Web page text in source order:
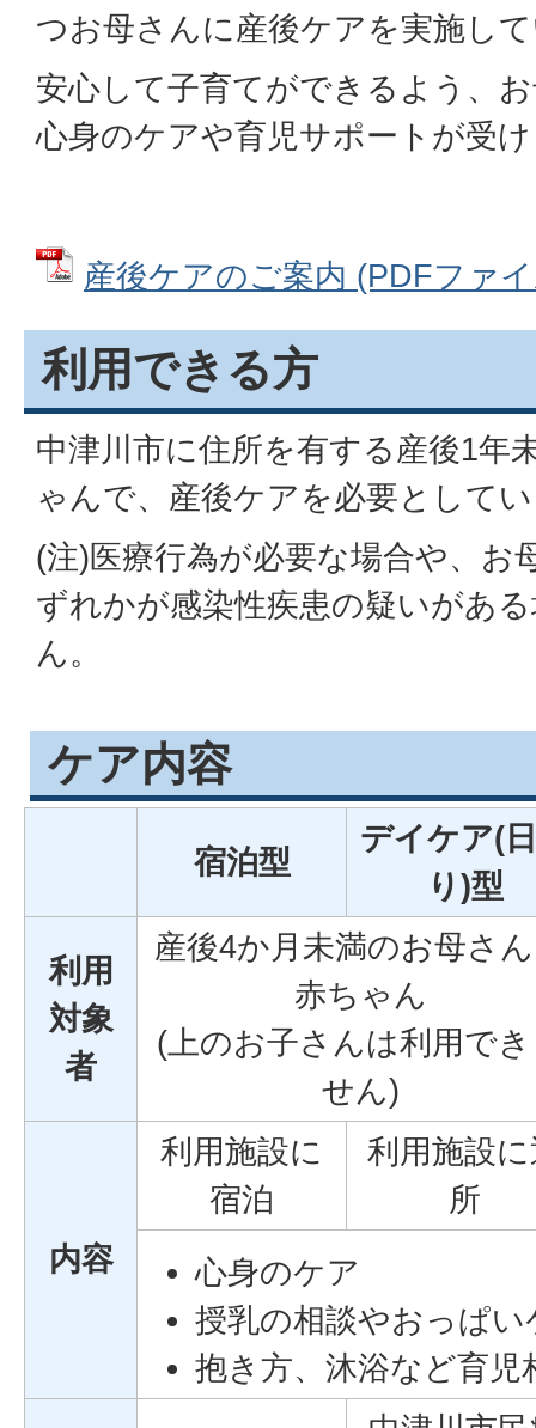
つお母さんに産後ケアを実施し
安心して子育てができるよう、
心身のケアや育児サポートが受
産後ケアのご案内 (PDFファ
利用できる方
中津川市に住所を有する産後1年
ゃんで、産後ケアを必要として
(注)医療行為が必要な場合や、お
ずれかが感染性疾患の疑いがあ
ん。
ケア内容
宿泊型
デイケア(
り)型
利用
対象
者
産後4か月未満のお母さ
赤ちゃん
(上のお子さんは利用で
せん)
内容
利用施設に
宿泊
利用施設
所
心身のケア
授乳の相談やおっぱい
抱き方、沐浴など育児